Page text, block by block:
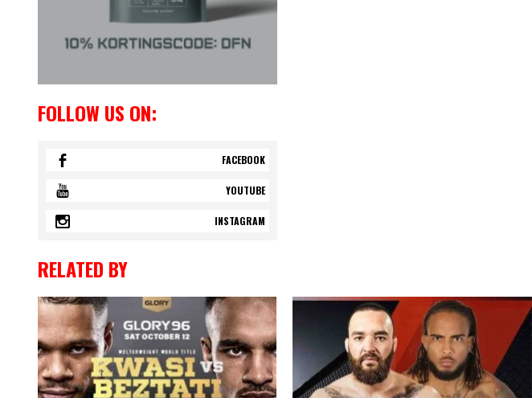
FOLLOW US ON:
FACEBOOK
YOUTUBE
INSTAGRAM
RELATED BY